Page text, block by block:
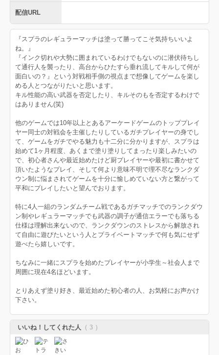
配信URL
『スプラのレギュラーマッチは塗って勝ってこそ気持ちいいよ
ね。』
『インク切れや大勢に囲まれているわけでもないのに潜伏待ちし
て通行人を襲ったり、高台からひたすら垂れ流してキルして何が
面白いの？』という対戦相手側の視点まで想像してゲームを楽し
める人とつながりたいと思います。
キル性能の高い武器を否定したり、キルそのもを否定するわけで
はありません(笑)
他のゲームでは10年以上とあるアーケードゲームのトッププレイ
ヤー同士の対戦会を主催したりしているガチプレイヤーの身でし
て、ゲームをガチでやる魅力も十二分に分かりますが、スプラは
始めて1ヶ月程度、あくまで塗り塗りしてまったり楽しみたいの
で、初心者さんや最近始めたけど厨プレイヤーや最初に書かせて
頂いたようなプレイ、そして何より意味不明で理不尽なランクダ
ウン制に悩まされてゲームを十分に愉しめていない方と繋がって
平和にプレイしたいと望んでおります。
特に4人一組のランダムチーム戦であるガチマッチでのランクダウ
ン制やレギュラーマッチでも武器の調子が通信エラーでも落ちる
仕様は理解出来ないので、ランクダウンのストレスから解放され
て自由に遊びたいという人とプライベートマッチで何も気にせず
遊べたら嬉しいです。
ちなみに一緒にスプラを始めたプレイヤーが小学生～社会人まで
周囲に現在4名ほどいます。
とりあえず塗り好き、最近始めた初心者の人、お気軽にお声かけ
下さい。
いいね！してくれた人 （ 3 ）